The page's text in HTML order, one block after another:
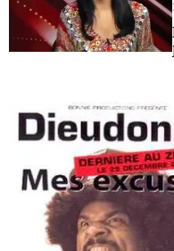
Faire